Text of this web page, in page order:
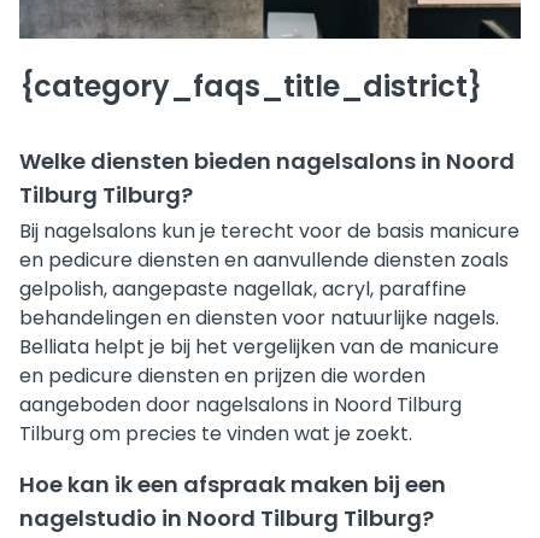
{category_faqs_title_district}
Welke diensten bieden nagelsalons in Noord
Tilburg Tilburg?
Bij nagelsalons kun je terecht voor de basis manicure
en pedicure diensten en aanvullende diensten zoals
gelpolish, aangepaste nagellak, acryl, paraffine
behandelingen en diensten voor natuurlijke nagels.
Belliata helpt je bij het vergelijken van de manicure
en pedicure diensten en prijzen die worden
aangeboden door nagelsalons in Noord Tilburg
Tilburg om precies te vinden wat je zoekt.
Hoe kan ik een afspraak maken bij een
nagelstudio in Noord Tilburg Tilburg?